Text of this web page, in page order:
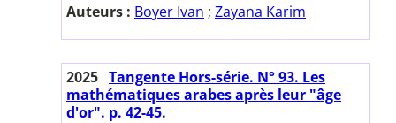
Auteurs : Boyer Ivan ; Zayana Karim
2025 Tangente Hors-série. N° 93. Les
mathématiques arabes après leur "âge
d'or". p. 42-45.